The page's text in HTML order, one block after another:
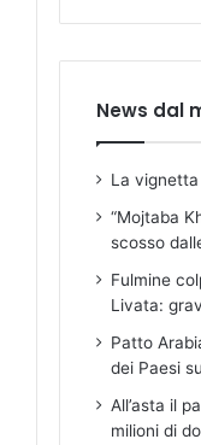
News dal
La
“Mojtaba
scosso
Fulmine
Livata:
Patto
dei Paesi
All’asta il
milioni di